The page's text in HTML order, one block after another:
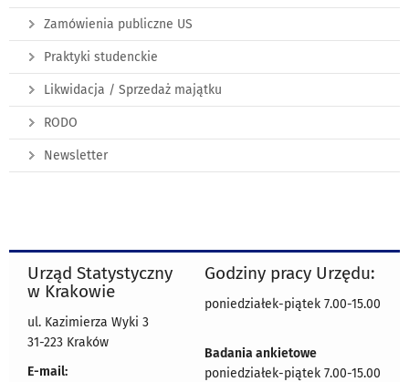
Zamówienia publiczne US
Praktyki studenckie
Likwidacja / Sprzedaż majątku
RODO
Newsletter
Urząd Statystyczny
w Krakowie
ul. Kazimierza Wyki 3
31-223 Kraków
E-mail:
Godziny pracy Urzędu:
poniedziałek-piątek 7.00-15.00
Badania ankietowe
poniedziałek-piątek 7.00-15.00